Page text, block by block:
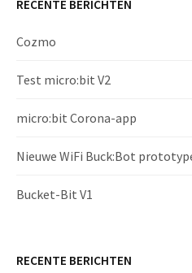
RECENTE BERICHTEN
Cozmo
Test micro:bit V2
micro:bit Corona-app
Nieuwe WiFi Buck:Bot
Bucket-Bit V1
RECENTE BERICHTEN